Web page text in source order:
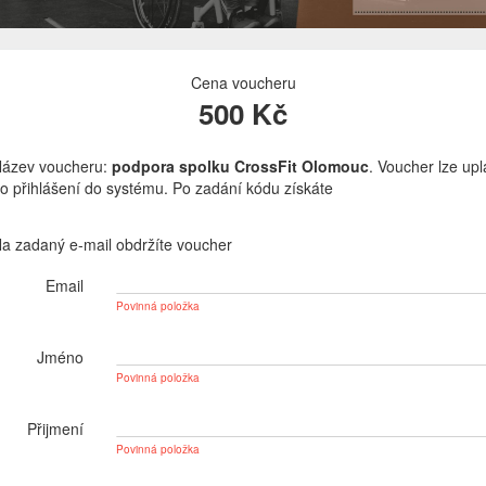
Cena voucheru
500 Kč
voucheru: podpora spolku CrossFit Olomouc. Voucher lze
přihlášení do systému. Po zadání kódu získáte
zadaný e-mail obdržíte voucher
Email
Povinná položka
Jméno
Povinná položka
Přijmení
Povinná položka